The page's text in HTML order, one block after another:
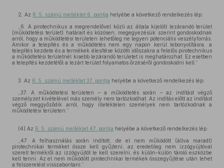
2. Az R. 5. számú melléklet 6. pontja helyébe a következő rendelkezés lép:
„6. A pirotechnikus a megrendelővel közli az általa kijelölt lezárandó terület
(működtetési terület) határait és közösen, megegyezésük szerint gondoskodnak
arról, hogy a működtetési területen lehetőleg ne legyen potenciális veszélyforrás.
Amikor a telepítés és a működtetés nem egy napon kerül lebonyolításra, a
telepítés kezdete és a termékek élesítése közötti időszakra a felelős pirotechnikus
a működtetési területnél kisebb lezárandó területet is meghatározhat. Ez esetben
a telepítés kezdetétől a lezárt terület folyamatos őrzéséről gondoskodni kell.”
3. Az R. 5. számú melléklet 37. pontja helyébe a következő rendelkezés lép:
„37. A működtetési területen – a működtetés során – az indítást végző
személyzet kivételével más személy nem tartózkodhat. Az indítás előtt az indítást
végző meggyőződik arról, hogy illetéktelen személyek nem tartózkodnak a
működtetési területen.”
(4) Az R. 5. számú melléklet 47. pontja helyébe a következő rendelkezés lép:
„47. A felhasználás során indított, de el nem működött (állva maradt)
pirotechnikai terméket össze kell gyűjteni, az eredetileg nem izzógyújtóval
szerelt termékről az izzógyújtót le kell szerelni, és külön-külön tároló eszközbe
kell tenni. Az el nem működött pirotechnikai termékek összegyűjtése után lehet
a felszerelést visszabontani.”